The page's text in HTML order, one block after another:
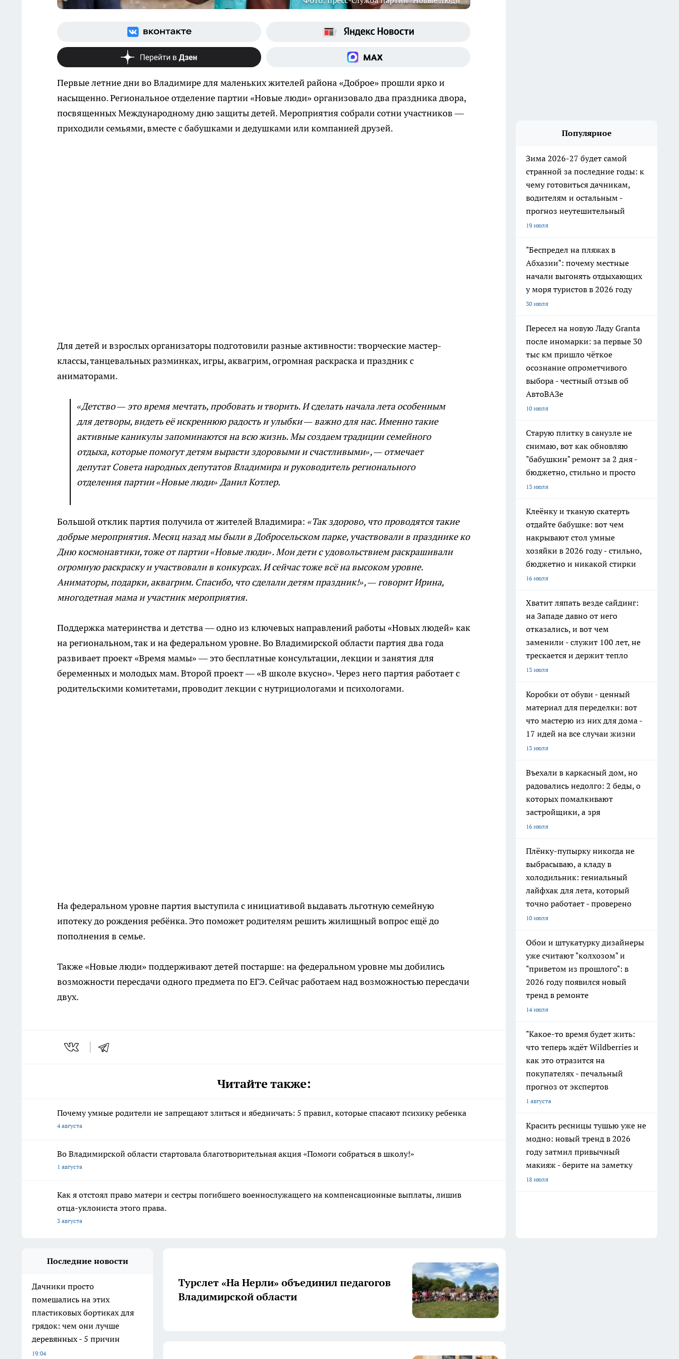
Первые летние дни во Владимире для маленьких жителей района «Доброе» прошли ярко и
насыщенно. Региональное отделение партии «Новые люди» организовало два праздника двора,
посвященных Международному дню защиты детей. Мероприятия собрали сотни участников —
приходили семьями, вместе с бабушками и дедушками или компанией друзей.
Для детей и взрослых организаторы подготовили разные активности: творческие мастер-
классы, танцевальных разминках, игры, аквагрим, огромная раскраска и праздник с
аниматорами.
«Детство — это время мечтать, пробовать и творить. И сделать начала лета особенным
для детворы, видеть её искреннюю радость и улыбки — важно для нас. Именно такие
активные каникулы запоминаются на всю жизнь. Мы создаем традиции семейного
отдыха, которые помогут детям вырасти здоровыми и счастливыми», — отмечает
депутат Совета народных депутатов Владимира и руководитель регионального
отделения партии «Новые люди» Данил Котлер.
Большой отклик партия получила от жителей Владимира: «Так здорово, что проводятся такие
добрые мероприятия. Месяц назад мы были в Добросельском парке, участвовали в празднике ко
Дню космонавтики, тоже от партии «Новые люди». Мои дети с удовольствием раскрашивали
огромную раскраску и участвовали в конкурсах. И сейчас тоже всё на высоком уровне.
Аниматоры, подарки, аквагрим. Спасибо, что сделали детям праздник!», — говорит Ирина,
многодетная мама и участник мероприятия.
Поддержка материнства и детства — одно из ключевых направлений работы «Новых людей» как
на региональном, так и на федеральном уровне. Во Владимирской области партия два года
развивает проект «Время мамы» — это бесплатные консультации, лекции и занятия для
беременных и молодых мам. Второй проект — «В школе вкусно». Через него партия работает с
родительскими комитетами, проводит лекции с нутрициологами и психологами.
На федеральном уровне партия выступила с инициативой выдавать льготную семейную
ипотеку до рождения ребёнка. Это поможет родителям решить жилищный вопрос ещё до
пополнения в семье.
Также «Новые люди» поддерживают детей постарше: на федеральном уровне мы добились
возможности пересдачи одного предмета по ЕГЭ. Сейчас работаем над возможностью пересдачи
двух.
Читайте также:
Почему умные родители не запрещают злиться и ябедничать: 5 правил, которые спасают психику ребенка
4 августа
Во Владимирской области стартовала благотворительная акция «Помоги собраться в школу!»
1 августа
Как я отстоял право матери и сестры погибшего военнослужащего на компенсационные выплаты, лишив
отца-уклониста этого права.
3 августа
Популярное
Зима 2026-27 будет самой
странной за последние годы: к
чему готовиться дачникам,
водителям и остальным -
прогноз неутешительный
19 июля
"Беспредел на пляжах в
Абхазии": почему местные
начали выгонять отдыхающих
у моря туристов в 2026 году
30 июля
Пересел на новую Ладу Granta
после иномарки: за первые 30
тыс км пришло чёткое
осознание опрометчивого
выбора - честный отзыв об
АвтоВАЗе
10 июля
Старую плитку в санузле не
снимаю, вот как обновляю
"бабушкин" ремонт за 2 дня -
бюджетно, стильно и просто
13 июля
Клеёнку и тканую скатерть
отдайте бабушке: вот чем
накрывают стол умные
хозяйки в 2026 году - стильно,
бюджетно и никакой стирки
16 июля
Хватит ляпать везде сайдинг:
на Западе давно от него
отказались, и вот чем
заменили - служит 100 лет, не
трескается и держит тепло
13 июля
Коробки от обуви - ценный
материал для переделки: вот
что мастерю из них для дома -
17 идей на все случаи жизни
13 июля
Въехали в каркасный дом, но
радовались недолго: 2 беды, о
которых помалкивают
застройщики, а зря
16 июля
Плёнку-пупырку никогда не
выбрасываю, а кладу в
холодильник: гениальный
лайфхак для лета, который
точно работает - проверено
10 июля
Обои и штукатурку дизайнеры
уже считают "колхозом" и
"приветом из прошлого": в
2026 году появился новый
тренд в ремонте
14 июля
"Какое-то время будет жить:
что теперь ждёт Wildberries и
как это отразится на
покупателях - печальный
прогноз от экспертов
1 августа
Красить ресницы тушью уже не
модно: новый тренд в 2026
году затмил привычный
макияж - берите на заметку
18 июля
Последние новости
Дачники просто
помешались на этих
пластиковых бортиках для
грядок: чем они лучше
деревянных - 5 причин
19:04
Турслет «На Нерли» объединил педагогов
Владимирской области